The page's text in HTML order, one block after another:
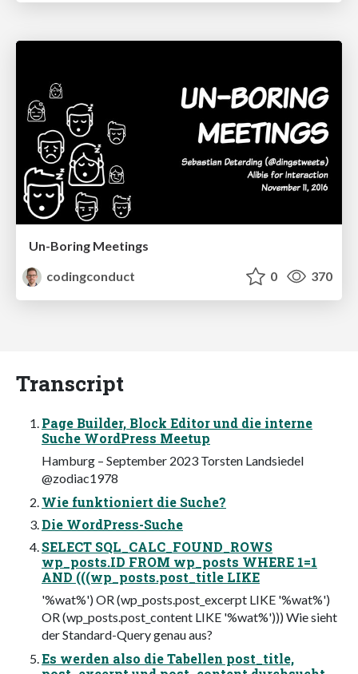
Un-Boring Meetings
codingconduct
0 370
Transcript
Page Builder, Block Editor und die interne
Suche WordPress Meetup
Hamburg – September 2023 Torsten Landsiedel
@zodiac1978
Wie funktioniert die Suche?
Die WordPress-Suche
SELECT SQL_CALC_FOUND_ROWS
wp_posts.ID FROM wp_posts WHERE 1=1
AND (((wp_posts.post_title LIKE
'%wat%') OR (wp_posts.post_excerpt LIKE '%wat%')
OR (wp_posts.post_content LIKE '%wat%'))) Wie sieht
der Standard-Query genau aus?
Es werden also die Tabellen post_title,